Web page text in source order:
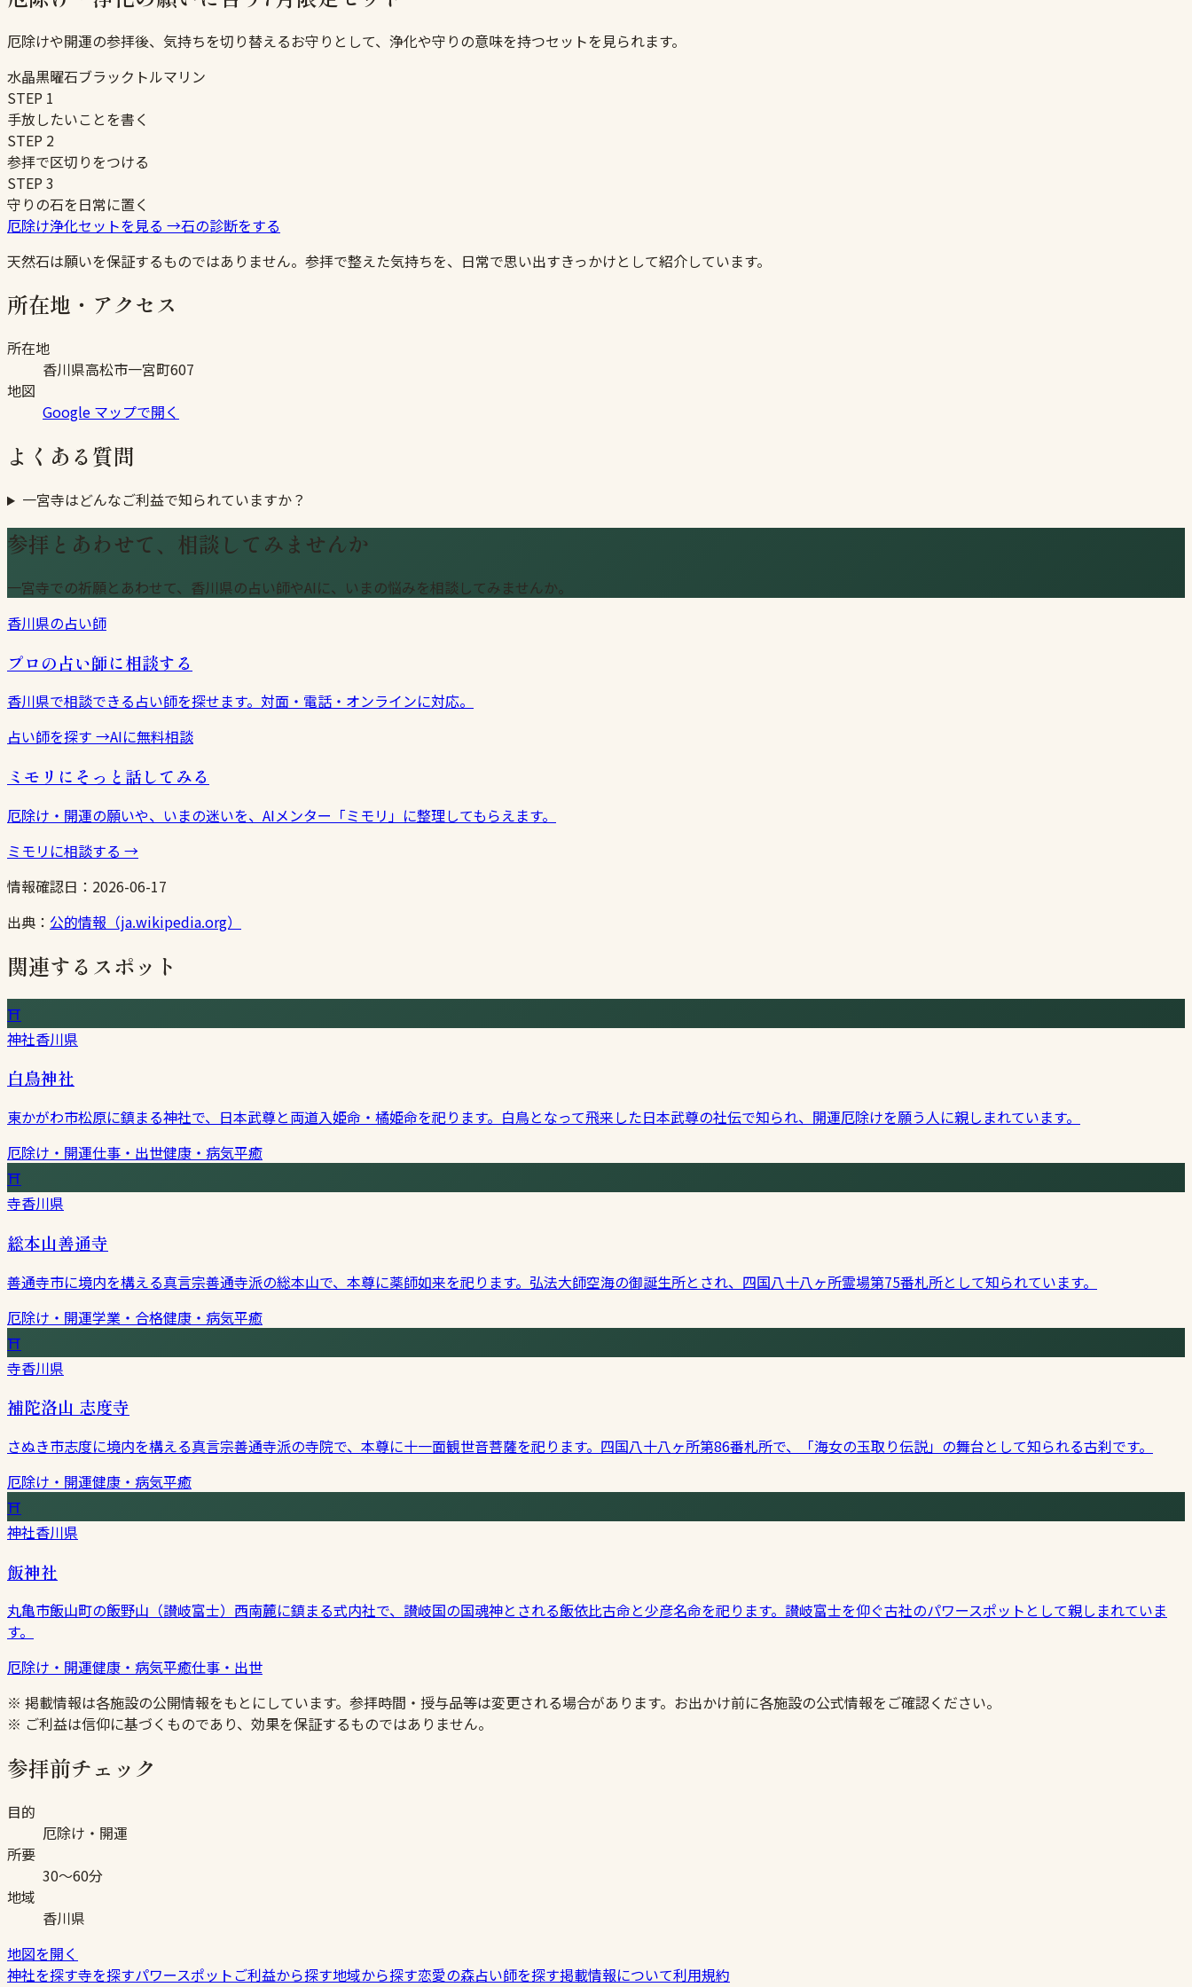
厄除けや開運の参拝後、気持ちを切り替えるお守りとして、浄化や守りの意味を持つセットを見られます。
水晶黒曜石ブラックトルマリン
STEP 1
手放したいことを書く
STEP 2
参拝で区切りをつける
STEP3
守りの石を日常に置く
厄除け浄化セットを見る →石の診断をする
天然石は願いを保証するものではありません。参拝で整えた気持ちを、日常で思い出すきっかけとして紹介しています。
所在地・アクセス
所在地
香川県高松市一宮町607
地図
Google マップで開く
よくある質問
一宮寺はどんなご利益で知られていますか？
参拝とあわせて、相談してみませんか
一宮寺での祈願とあわせて、香川県の占い師やAIに、いまの悩みを相談してみませんか。
香川県の占い師
プロの占い師に相談する
香川県で相談できる占い師を探せます。対面・電話・オンラインに対応。
占い師を探す →AIに無料相談
ミモリにそっと話してみる
厄除け・開運の願いや、いまの迷いを、AIメンター「ミモリ」に整理してもらえます。
ミモリに相談する →
情報確認日： 2026-06-17
出典： 公的情報（ja.wikipedia.org）
関連するスポット
⛩
神社香川県
白鳥神社
東かがわ市松原に鎮まる神社で、日本武尊と両道入姫命・橘姫命を祀ります。白鳥となって飛来した日本武尊の社伝で知られ、開運厄除けを願う人に親しまれています。
厄除け・開運仕事・出世健康・病気平癒
⛩
寺香川県
総本山善通寺
善通寺市に境内を構える真言宗善通寺派の総本山で、本尊に薬師如来を祀ります。弘法大師空海の御誕生所とされ、四国八十八ヶ所霊場第75番札所として知られています。
厄除け・開運学業・合格健康・病気平癒
⛩
寺香川県
補陀洛山 志度寺
さぬき市志度に境内を構える真言宗善通寺派の寺院で、本尊に十一面観世音菩薩を祀ります。四国八十八ヶ所第86番札所で、「海女の玉取り伝説」の舞台として知られる古刹です。
厄除け・開運健康・病気平癒
⛩
神社香川県
飯神社
丸亀市飯山町の飯野山（讃岐富士）西南麓に鎮まる式内社で、讃岐国の国魂神とされる飯依比古命と少彦名命を祀ります。讃岐富士を仰ぐ古社のパワースポットとして親しまれていま
す。
厄除け・開運健康・病気平癒仕事・出世
※ 掲載情報は各施設の公開情報をもとにしています。参拝時間・授与品等は変更される場合があります。お出かけ前に各施設の公式情報をご確認ください。
※ ご利益は信仰に基づくものであり、効果を保証するものではありません。
参拝前チェック
目的
厄除け・開運
所要
30〜60分
地域
香川県
地図を開く
神社を探す寺を探すパワースポットご利益から探す地域から探す恋愛の森占い師を探す掲載情報について利用規約